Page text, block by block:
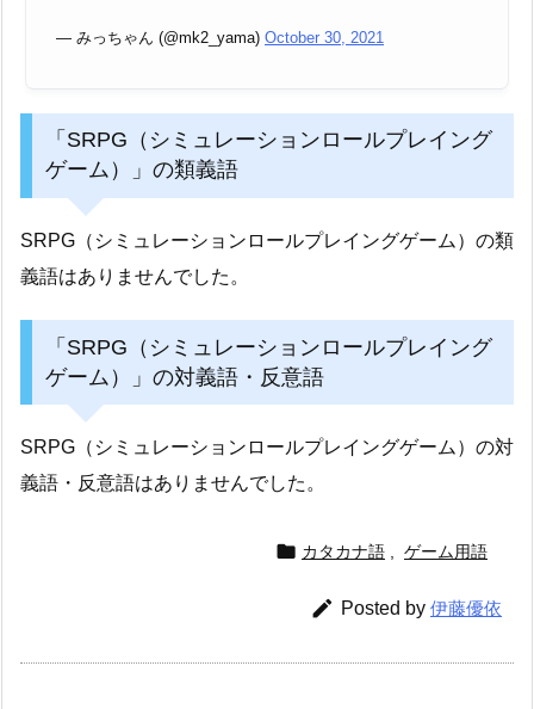
— みっちゃん (@mk2_yama) October 30, 2021
「SRPG（シミュレーションロールプレイング
ゲーム）」の類義語
SRPG（シミュレーションロールプレイングゲーム）の類
義語はありませんでした。
「SRPG（シミュレーションロールプレイング
ゲーム）」の対義語・反意語
SRPG（シミュレーションロールプレイングゲーム）の対
義語・反意語はありませんでした。
 カタカナ語 ゲーム用語
 Posted by 伊藤優依